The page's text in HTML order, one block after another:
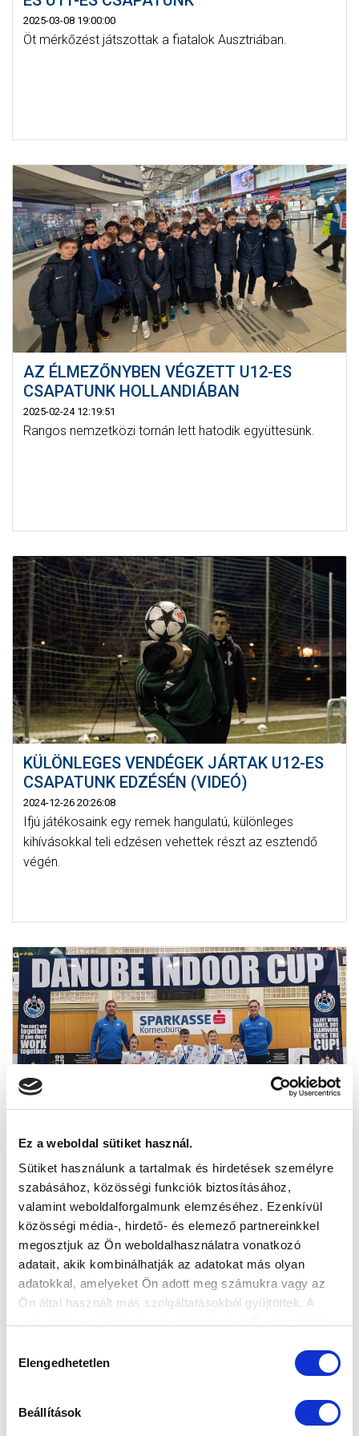
Ez a weboldal sütiket használ.
Sütiket használunk a tartalmak és hirdetések személyre
szabásához, közösségi funkciók biztosításához,
valamint weboldalforgalmunk elemzéséhez. Ezenkívül
közösségi média-, hirdető- és elemező partnereinkkel
megosztjuk az Ön weboldalhasználatra vonatkozó
adatait, akik kombinálhatják az adatokat más olyan
adatokkal, amelyeket Ön adott meg számukra vagy az
Ön által használt más szolgáltatásokból gyűjtöttek. A
kiválasztása
Elengedhetetlen
Beállítások
2025-03-08 19:00:00
Öt mérkőzést játszottak a fiatalok Ausztriában.
AZ ÉLMEZŐNYBEN VÉGZETT U12-ES
CSAPATUNK HOLLANDIÁBAN
2025-02-24 12:19:51
Rangos nemzetközi tornán lett hatodik együttesünk.
KÜLÖNLEGES VENDÉGEK JÁRTAK U12-ES
CSAPATUNK EDZÉSÉN (VIDEÓ)
2024-12-26 20:26:08
Ifjú játékosaink egy remek hangulatú, különleges
kihívásokkal teli edzésen vehettek részt az esztendő
végén.
ÖT KOROSZTÁLYUNK VETT RÉSZT
AUSZTRIAI TEREMTORNÁN
2024-12-11 11:55:49
Két csapatunk is dobogóra állhatott.